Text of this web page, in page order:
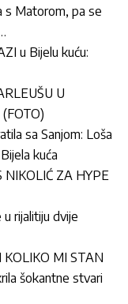
s Matorom, pa se
u Bijelu kuću:
U
(FOTO)
sa Sanjom: Loša
kuća
NIKOLIĆ ZA HYPE
rijalitiju dvije
KOLIKO MI STAN
šokantne stvari